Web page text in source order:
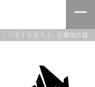
ジモトを走ろう。近畿地方篇